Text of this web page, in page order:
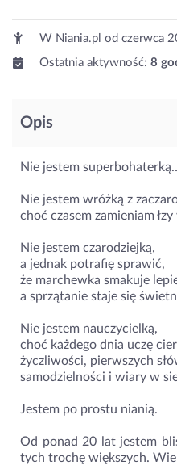
W Niania.pl od czerwca
Ostatnia aktywność: 8
Opis
Nie jestem
Nie jestem wróżką z
choć czasem zamieniam
Nie jestem czarodziejką,
a jednak potrafię sprawić,
że marchewka smakuje
a sprzątanie staje się
Nie jestem nauczycielką,
choć każdego dnia uczę
życzliwości, pierwszych
samodzielności i wiary w
Jestem po prostu nianią.
Od ponad 20 lat jestem
tych trochę większych.